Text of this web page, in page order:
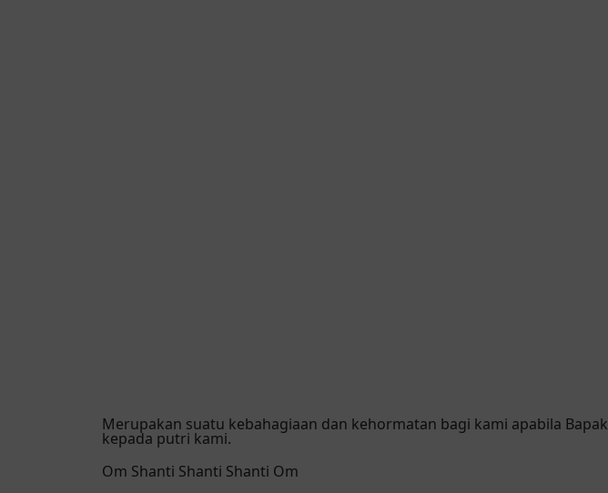
Merupakan suatu kebahagiaan dan kehormatan bagi kami apabila
kepada putri kami.
Om Shanti Shanti Shanti Om